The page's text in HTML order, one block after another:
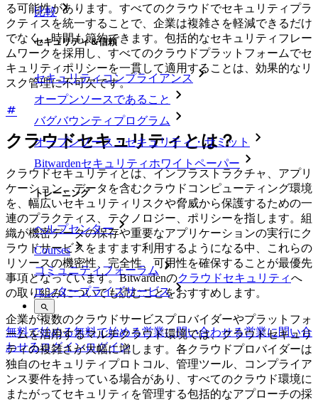
比較
セキュリティ＆信頼
セキュリティコンプライアンス
オープンソースであること
バグバウンティプログラム
オープンソース・セキュリティ・サミット
Bitwardenセキュリティホワイトペーパー
トレーニング
ヘルプセンター
Courses
コミュニティフォーラム
エンタープライズサービス
無料で始める無料で始める営業に問い合わせる営業に問い合
わせるログインログイン
る可能性があります。すべてのクラウドでセキュリティプラ
クティスを統一することで、企業は複雑さを軽減できるだけ
でなく、時間も節約できます。包括的なセキュリティフレー
ムワークを採用し、すべてのクラウドプラットフォームでセ
キュリティポリシーを一貫して適用することは、効果的なリ
スク管理に不可欠です。
クラウドセキュリティとは？
クラウドセキュリティとは、インフラストラクチャ、アプリ
ケーション、データを含むクラウドコンピューティング環境
を、幅広いセキュリティリスクや脅威から保護するための一
連のプラクティス、テクノロジー、ポリシーを指します。組
織が機密データの保存や重要なアプリケーションの実行にク
ラウドサービスをますます利用するようになる中、これらの
リソースの機密性、完全性、可用性を確保することが最優先
事項となっています。Bitwardenのクラウドセキュリティへ
の取り組みについても読むことをおすすめします。
企業が複数のクラウドサービスプロバイダーやプラットフォ
ームを活用するマルチクラウド環境では、クラウドセキュリ
ティの複雑さが大幅に増します。各クラウドプロバイダーは
独自のセキュリティプロトコル、管理ツール、コンプライア
ンス要件を持っている場合があり、すべてのクラウド環境に
またがってセキュリティを管理する包括的なアプローチの採